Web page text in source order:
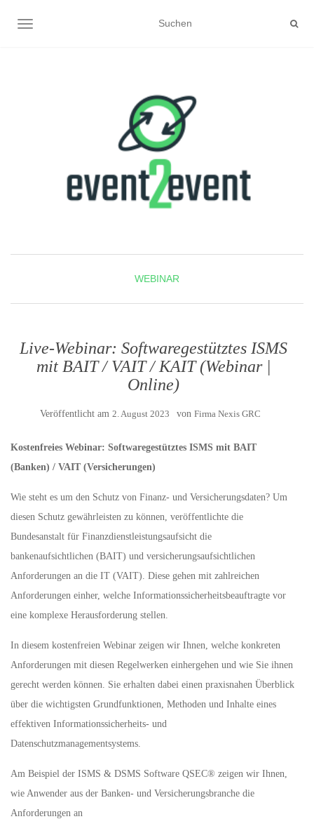
NAVIGATION UMSCHALTEN
WEBINAR
Live-Webinar: Softwaregestütztes ISMS
mit BAIT / VAIT / KAIT (Webinar |
Online)
Veröffentlicht am 2. August 2023 von Firma Nexis GRC
Kostenfreies Webinar: Softwaregestütztes ISMS mit BAIT
(Banken) / VAIT (Versicherungen)
Wie steht es um den Schutz von Finanz- und Versicherungsdaten? Um
diesen Schutz gewährleisten zu können, veröffentlichte die
Bundesanstalt für Finanzdienstleistungsaufsicht die
bankenaufsichtlichen (BAIT) und versicherungsaufsichtlichen
Anforderungen an die IT (VAIT). Diese gehen mit zahlreichen
Anforderungen einher, welche Informationssicherheitsbeauftragte vor
eine komplexe Herausforderung stellen.
In diesem kostenfreien Webinar zeigen wir Ihnen, welche konkreten
Anforderungen mit diesen Regelwerken einhergehen und wie Sie ihnen
gerecht werden können. Sie erhalten dabei einen praxisnahen Überblick
über die wichtigsten Grundfunktionen, Methoden und Inhalte eines
effektiven Informationssicherheits- und
Datenschutzmanagementsystems.
Am Beispiel der ISMS & DSMS Software QSEC® zeigen wir Ihnen,
wie Anwender aus der Banken- und Versicherungsbranche die
Anforderungen an